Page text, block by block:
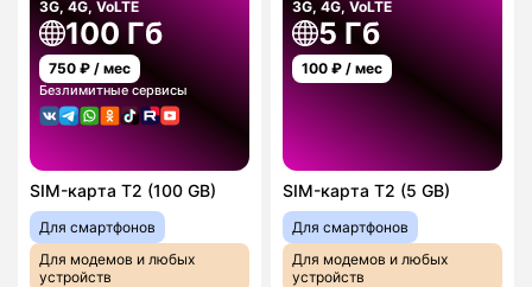
3G, 4G, VoLTE
100 Гб
750 ₽ / мес
Безлимитные сервисы
SIM-карта T2 (100 GB)
Для смартфонов
Для модемов и любых
устройств
3G, 4G, VoLTE
5 Гб
100 ₽ / мес
SIM-карта T2 (5 GB)
Для смартфонов
Для модемов и любых
устройств